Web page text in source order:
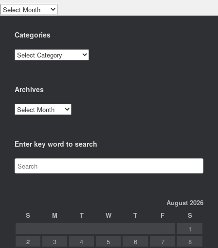
Archives
Categories
Categories
Archives
Archives
Enter key word to search
August 2026
S
M T W T F
S
1
2
3 4 5 6 7 8